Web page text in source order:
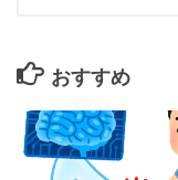
おすすめ